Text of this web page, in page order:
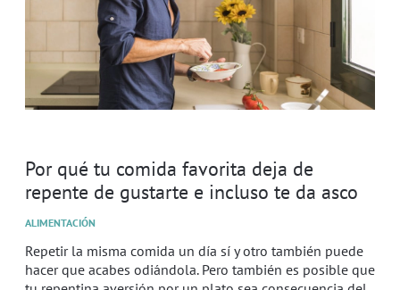
Por qué tu comida favorita deja de
repente de gustarte e incluso te da asco
ALIMENTACIÓN
Repetir la misma comida un día sí y otro también puede
hacer que acabes odiándola. Pero también es posible que